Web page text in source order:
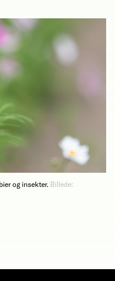
og insekter. Billede: